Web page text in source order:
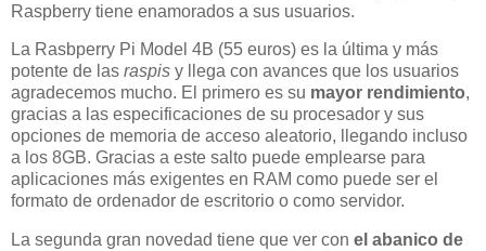
Raspberry tiene enamorados a sus usuarios.
La Rasbperry Pi Model 4B (55 euros) es la última y más
potente de las raspis y llega con avances que los usuarios
agradecemos mucho. El primero es su mayor rendimiento,
gracias a las especificaciones de su procesador y sus
opciones de memoria de acceso aleatorio, llegando incluso
a los 8GB. Gracias a este salto puede emplearse para
aplicaciones más exigentes en RAM como puede ser el
formato de ordenador de escritorio o como servidor.
La segunda gran novedad tiene que ver con el abanico de